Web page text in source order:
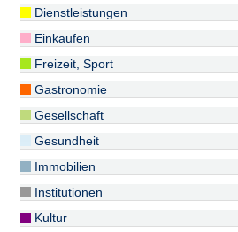
Dienstleistungen
Einkaufen
Freizeit, Sport
Gastronomie
Gesellschaft
Gesundheit
Immobilien
Institutionen
Kultur